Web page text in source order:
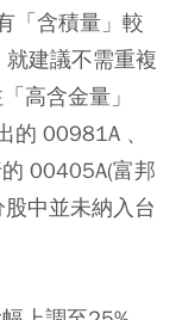
「含積量」較
建議不需重複
高含金量」
的 00981A 、
00405A(富邦
中並未納入台